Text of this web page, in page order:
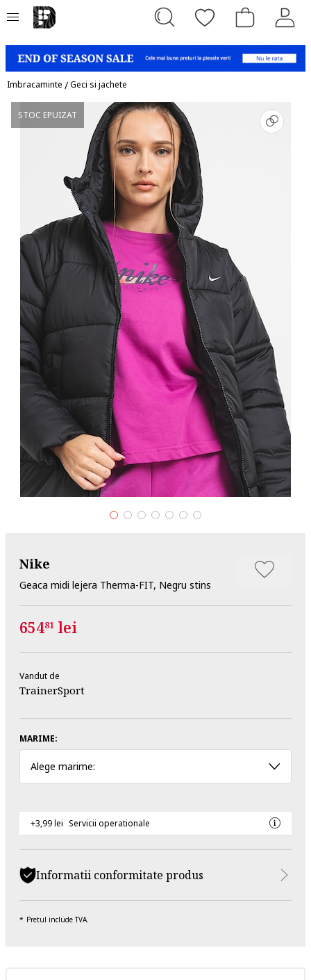
Imbracaminte /Geci si jachete
STOC EPUIZAT
Nike
Geaca midi lejera Therma-FIT, Negru stins
65481 lei
Vandut de
TrainerSport
MARIME:
Alege marime:
+3,99 lei Servicii operationale
Informatii conformitate produs
Pretul include TVA.